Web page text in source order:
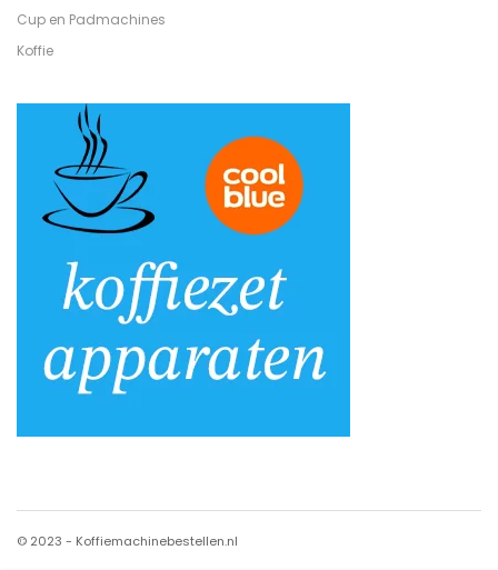
Cup en Padmachines
Koffie
© 2023 - Koffiemachinebestellen.nl